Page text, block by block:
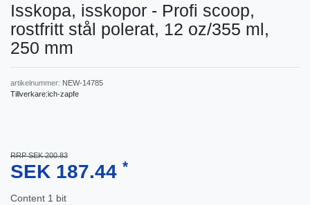
Isskopa, isskopor - Profi scoop,
rostfritt stål polerat, 12 oz/355 ml,
250 mm
artikelnummer: NEW-14785
Tillverkare:ich-zapfe
RRP SEK 200.83
SEK 187.44 *
Content 1 bit